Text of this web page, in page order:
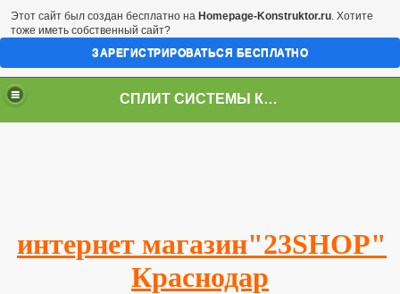
СПЛИТ СИСТЕМЫ КРАСНОДАР
интернет магазин"23SHOP"
Краснодар
Этот сайт был создан бесплатно на Homepage-Konstruktor.ru. Хотите
тоже иметь собственный сайт?
ЗАРЕГИСТРИРОВАТЬСЯ БЕСПЛАТНО